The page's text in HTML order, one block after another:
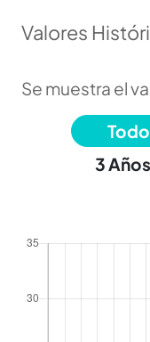
Valores
Se muestra el
Todo
3 Años